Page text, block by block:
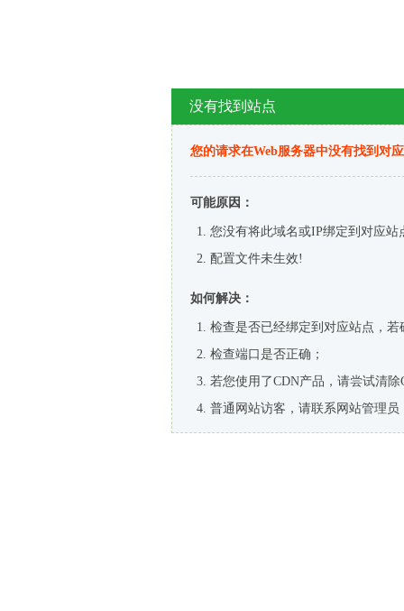
没有找到站点
您的请求在Web服务器中没有找到对
可能原因：
您没有将此域名或IP绑定到对应站
配置文件未生效!
如何解决：
检查是否已经绑定到对应站点，
检查端口是否正确；
若您使用了CDN产品，请尝试清除
普通网站访客，请联系网站管理员